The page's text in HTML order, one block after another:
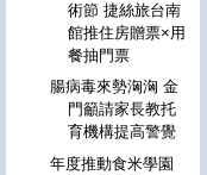
術節 捷絲旅台南
館推住房贈票×用
餐抽門票
腸病毒來勢洶洶 金
門籲請家長教托
育機構提高警覺
年度推動食米學園